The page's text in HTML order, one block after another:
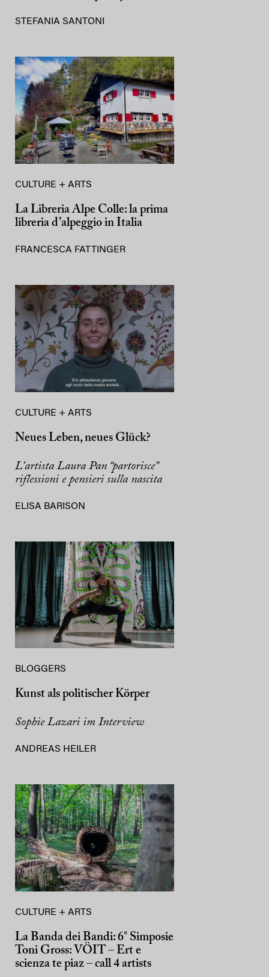
STEFANIA SANTONI
CULTURE + ARTS
La Libreria Alpe Colle: la prima
libreria d’alpeggio in Italia
FRANCESCA FATTINGER
CULTURE + ARTS
Neues Leben, neues Glück?
L’artista Laura Pan “partorisce”
riflessioni e pensieri sulla nascita
ELISA BARISON
BLOGGERS
Kunst als politischer Körper
Sophie Lazari im Interview
ANDREAS HEILER
CULTURE + ARTS
La Banda dei Bandi: 6° Simposie
Toni Gross: VÖIT – Ert e
scienza te piaz – call 4 artists